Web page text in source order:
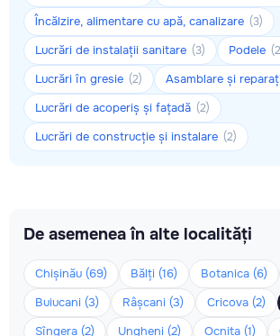
Încălzire, alimentare cu apă, canalizare (3)
Lucrări de instalații sanitare (3) Podele
Lucrări în gresie (2) Asamblare și
Lucrări de acoperiș și fațadă (2)
Lucrări de construcție și instalare (2)
De asemenea în alte localități
Chișinău (69) Bălți (16) Botanica (6)
Buiucani (3)
Râșcani (3) Cricova (2)
Sîngera (2)
Ungheni (2) Ocnița (1)